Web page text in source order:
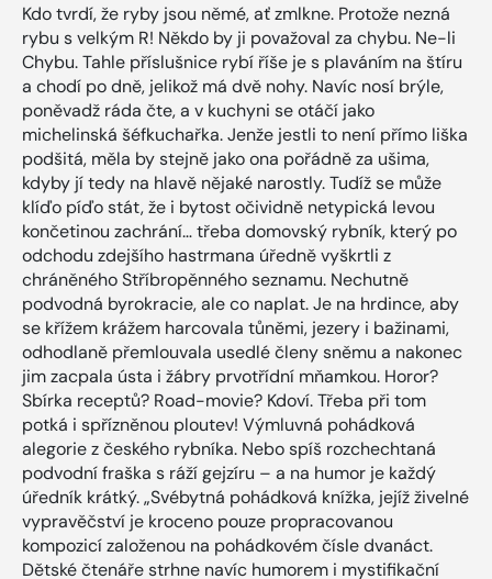
Kdo tvrdí, že ryby jsou němé, ať zmlkne. Protože nezná
rybu s velkým R! Někdo by ji považoval za chybu. Ne-li
Chybu. Tahle příslušnice rybí říše je s plaváním na štíru
a chodí po dně, jelikož má dvě nohy. Navíc nosí brýle,
poněvadž ráda čte, a v kuchyni se otáčí jako
michelinská šéfkuchařka. Jenže jestli to není přímo liška
podšitá, měla by stejně jako ona pořádně za ušima,
kdyby jí tedy na hlavě nějaké narostly. Tudíž se může
klíďo píďo stát, že i bytost očividně netypická levou
končetinou zachrání… třeba domovský rybník, který po
odchodu zdejšího hastrmana úředně vyškrtli z
chráněného Stříbropěnného seznamu. Nechutně
podvodná byrokracie, ale co naplat. Je na hrdince, aby
se křížem krážem harcovala tůněmi, jezery i bažinami,
odhodlaně přemlouvala usedlé členy sněmu a nakonec
jim zacpala ústa i žábry prvotřídní mňamkou. Horor?
Sbírka receptů? Road-movie? Kdoví. Třeba při tom
potká i spřízněnou ploutev! Výmluvná pohádková
alegorie z českého rybníka. Nebo spíš rozchechtaná
podvodní fraška s ráží gejzíru – a na humor je každý
úředník krátký. „Svébytná pohádková knížka, jejíž živelné
vypravěčství je kroceno pouze propracovanou
kompozicí založenou na pohádkovém čísle dvanáct.
Dětské čtenáře strhne navíc humorem i mystifikační